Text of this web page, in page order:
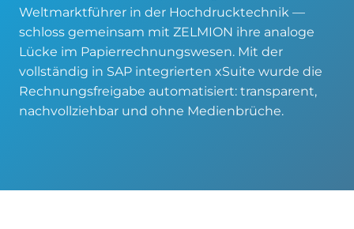
Weltmarktführer in der Hochdrucktechnik —
schloss gemeinsam mit ZELMION ihre analoge
Lücke im Papierrechnungswesen. Mit der
vollständig in SAP integrierten xSuite wurde die
Rechnungsfreigabe automatisiert: transparent,
nachvollziehbar und ohne Medienbrüche.